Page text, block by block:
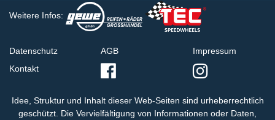
Weitere Infos:
Datenschutz
Kontakt
AGB Impressum
Idee, Struktur und Inhalt dieser Web-Seiten sind urheberrechtlich
geschützt. Die Vervielfältigung von Informationen oder Daten,